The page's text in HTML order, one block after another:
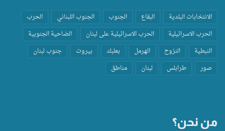
الانتخابات البلدية البقاع الجنوب الجنوب اللبناني
الحرب
الحرب الاسرائيلية
الحرب الاسرائيلية على لبنان
الضاحية الجنوبية
النبطية
النزوح الهرمل بعلبك بيروت
جنوب لبنان
صور
طرابلس لبنان مناطق
من نحن؟